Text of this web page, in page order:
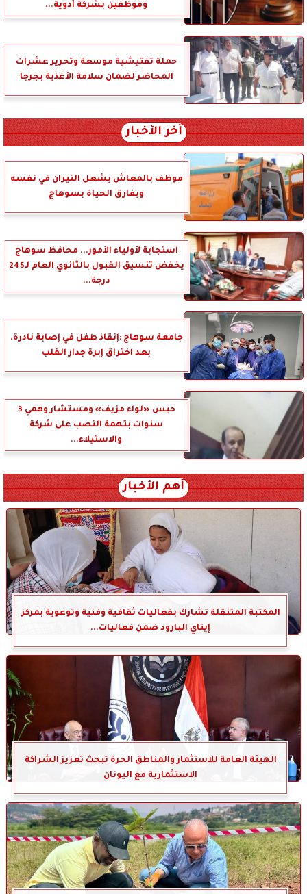
وموظفين بشركة أدوية...
حملة تفتيشية موسعة وتحرير عشرات
المحاضر لضمان سلامة الأغذية بجرجا
آخر الأخبار
موظف بالمعاش يشعل النيران في نفسه
ويفارق الحياة بسوهاج
استجابة لأولياء الأمور... محافظ سوهاج
يخفض تنسيق القبول بالثانوي العام لـ245
درجة...
جامعة سوهاج :إنقاذ طفل في إصابة نادرة.
بعد اختراق إبرة جدار القلب
حبس «لواء مزيف» ومستشار وهمي 3
سنوات بتهمة النصب على شركة
والاستيلاء...
أهم الأخبار
المكتبة المتنقلة تشارك بفعاليات ثقافية وفنية وتوعوية بمركز
إيتاي البارود ضمن فعاليات...
الهيئة العامة للاستثمار والمناطق الحرة تبحث تعزيز الشراكة
الاستثمارية مع اليونان